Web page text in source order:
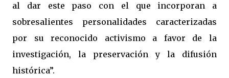
al dar este paso con el que incorporan a
sobresalientes personalidades caracterizadas
por su reconocido activismo a favor de la
investigación, la preservación y la difusión
histórica”.